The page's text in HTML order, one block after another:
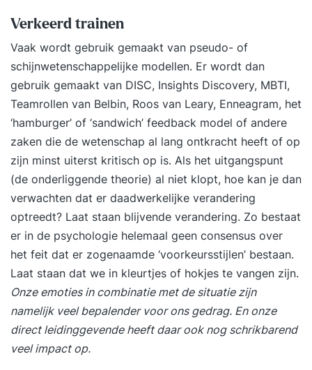
Verkeerd trainen
Vaak wordt gebruik gemaakt van pseudo- of
schijnwetenschappelijke modellen. Er wordt dan
gebruik gemaakt van DISC, Insights Discovery, MBTI,
Teamrollen van Belbin, Roos van Leary, Enneagram, het
‘hamburger’ of ‘sandwich’ feedback model of andere
zaken die de wetenschap al lang ontkracht heeft of op
zijn minst uiterst kritisch op is. Als het uitgangspunt
(de onderliggende theorie) al niet klopt, hoe kan je dan
verwachten dat er daadwerkelijke verandering
optreedt? Laat staan blijvende verandering. Zo bestaat
er in de psychologie helemaal geen consensus over
het feit dat er zogenaamde ‘voorkeursstijlen’ bestaan.
Laat staan dat we in kleurtjes of hokjes te vangen zijn.
Onze emoties in combinatie met de situatie zijn
namelijk veel bepalender voor ons gedrag. En onze
direct leidinggevende heeft daar ook nog schrikbarend
veel impact op.